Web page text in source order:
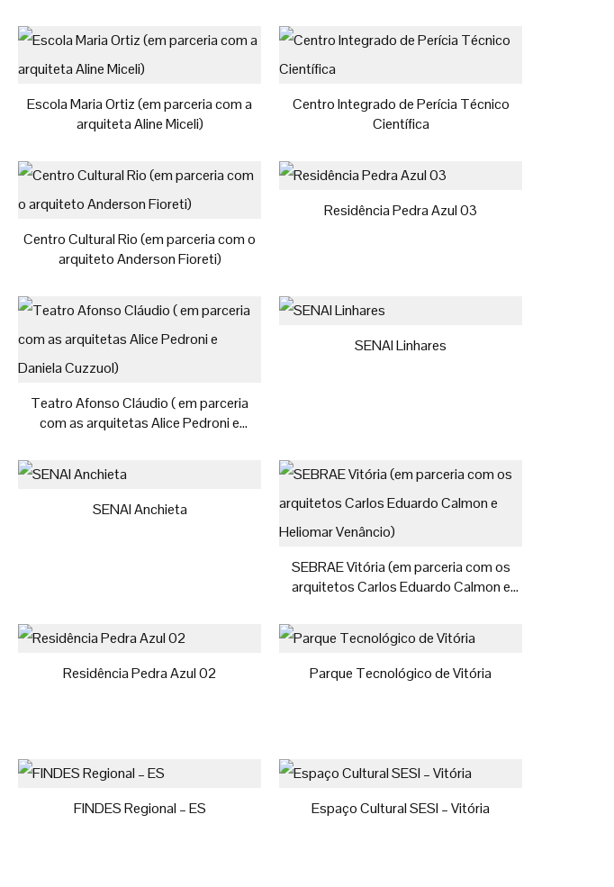
Escola Maria Ortiz (em parceria com a
arquiteta Aline Miceli)
Centro Integrado de Perícia Técnico
Científica
Centro Cultural Rio (em parceria com o
arquiteto Anderson Fioreti)
Residência Pedra Azul 03
Teatro Afonso Cláudio ( em parceria
com as arquitetas Alice Pedroni e
SENAI Linhares
SENAI Anchieta
SEBRAE Vitória (em parceria com os
arquitetos Carlos Eduardo Calmon e
Residência Pedra Azul 02 Parque Tecnológico de Vitória
FINDES Regional – ES Espaço Cultural SESI – Vitória